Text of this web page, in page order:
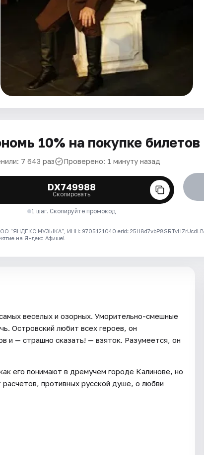
10% на покупке билетов
7 643 раз Проверено: 1 минуту назад
DX749988
Скопировать
1 шаг. Скопируйте промокод
"ЯНДЕКС МУЗЫКА", ИНН: 9705121040 erid: 25H8d7vbP8SRTvHZrUcdLB
на Яндекс Афише!
веселых и озорных. Уморительно-смешные
Островский любит всех героев, он
и — страшно сказать! — взяток. Разумеется, он
его понимают в дремучем городе Калинове, но
противных русской душе, о любви